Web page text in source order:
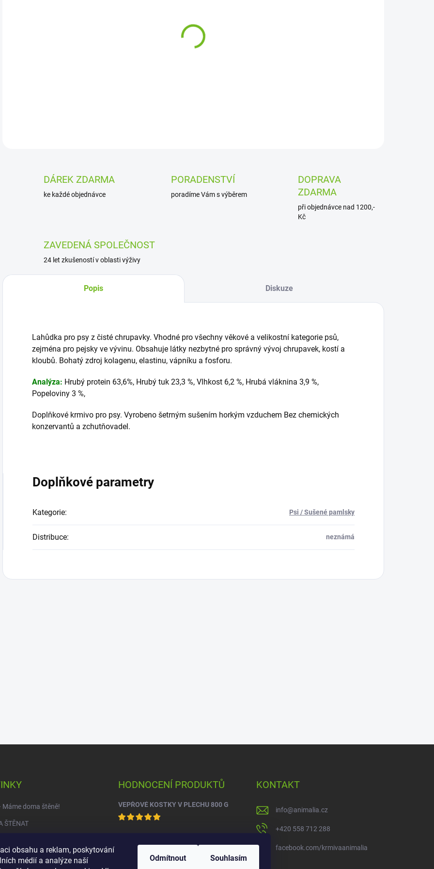
obsahu a reklam, poskytování
médií a analýze naší
Odmítnout Souhlasím
Vepřové ucho prémiové kvality. Jeden z
DÁREK ZDARMA
ke každé objednávce
PORADENSTVÍ
poradíme Vám s výběrem
DOPRAVA
ZDARMA
při objednávce nad 1200,-
Kč
ZAVEDENÁ SPOLEČNOST
24 let zkušeností v oblasti výživy
Popis Diskuze
Lahůdka pro psy z čisté chrupavky. Vhodné pro všechny věkové a velikostní kategorie psů,
zejména pro pejsky ve vývinu. Obsahuje látky nezbytné pro správný vývoj chrupavek, kostí a
kloubů. Bohatý zdroj kolagenu, elastinu, vápníku a fosforu.
Analýza: Hrubý protein 63,6%, Hrubý tuk 23,3 %, Vlhkost 6,2 %, Hrubá vláknina 3,9 %,
Popeloviny 3 %,
Doplňkové krmivo pro psy. Vyrobeno šetrným sušením horkým vzduchem Bez chemických
konzervantů a zchutňovadel.
Doplňkové parametry
Kategorie: Psi / Sušené pamlsky
Distribuce: neznámá
Máme doma štěně!
ŠTĚNAT
HODNOCENÍ PRODUKTŮ
VEPŘOVÉ KOSTKY V PLECHU 800 G
KONTAKT
info@animalia.cz
+420 558 712 288
facebook.com/krmivaanimalia